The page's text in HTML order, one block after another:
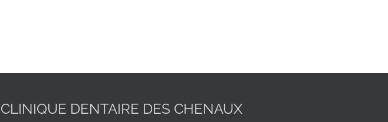
CLINIQUE DENTAIRE DES CHENAUX